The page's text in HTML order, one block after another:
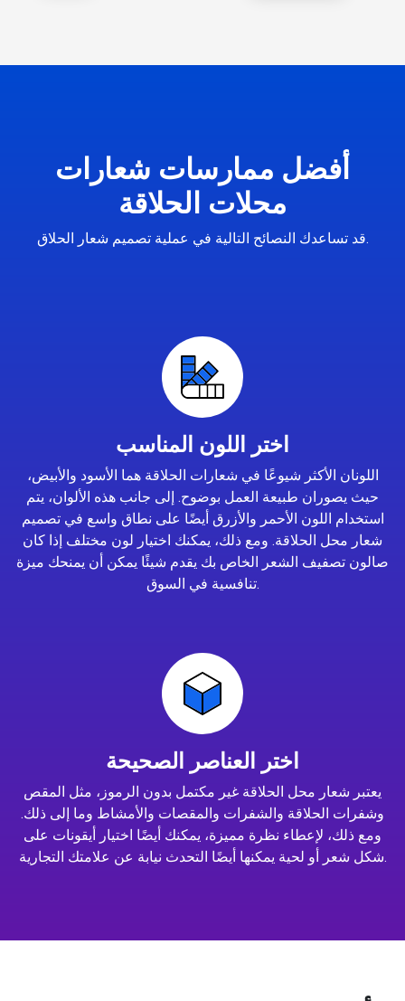
أفضل ممارسات شعارات
محلات الحلاقة
قد تساعدك النصائح التالية في عملية تصميم شعار الحلاق.
اختر اللون المناسب
اللونان الأكثر شيوعًا في شعارات الحلاقة هما الأسود والأبيض،
حيث يصوران طبيعة العمل بوضوح. إلى جانب هذه الألوان، يتم
استخدام اللون الأحمر والأزرق أيضًا على نطاق واسع في تصميم
شعار محل الحلاقة. ومع ذلك، يمكنك اختيار لون مختلف إذا كان
صالون تصفيف الشعر الخاص بك يقدم شيئًا يمكن أن يمنحك ميزة
تنافسية في السوق.
اختر العناصر الصحيحة
يعتبر شعار محل الحلاقة غير مكتمل بدون الرموز، مثل المقص
وشفرات الحلاقة والشفرات والمقصات والأمشاط وما إلى ذلك.
ومع ذلك، لإعطاء نظرة مميزة، يمكنك أيضًا اختيار أيقونات على
شكل شعر أو لحية يمكنها أيضًا التحدث نيابة عن علامتك التجارية.